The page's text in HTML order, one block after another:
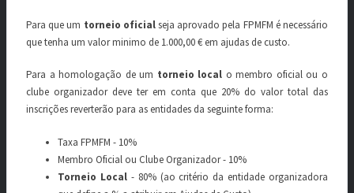
Para que um torneio oficialseja aprovado pela FPMFM é necessário
que tenha um valor minimo de 1.000,00 € em ajudas de custo.
Para a homologação de um torneio local o membro oficial ou o
clube organizador deve ter em conta que 20% do valor total das
inscrições reverterão para as entidades da seguinte forma:
Taxa FPMFM - 10%
Membro Oficial ou Clube Organizador - 10%
Torneio Local- 80% (ao critério da entidade organizadora